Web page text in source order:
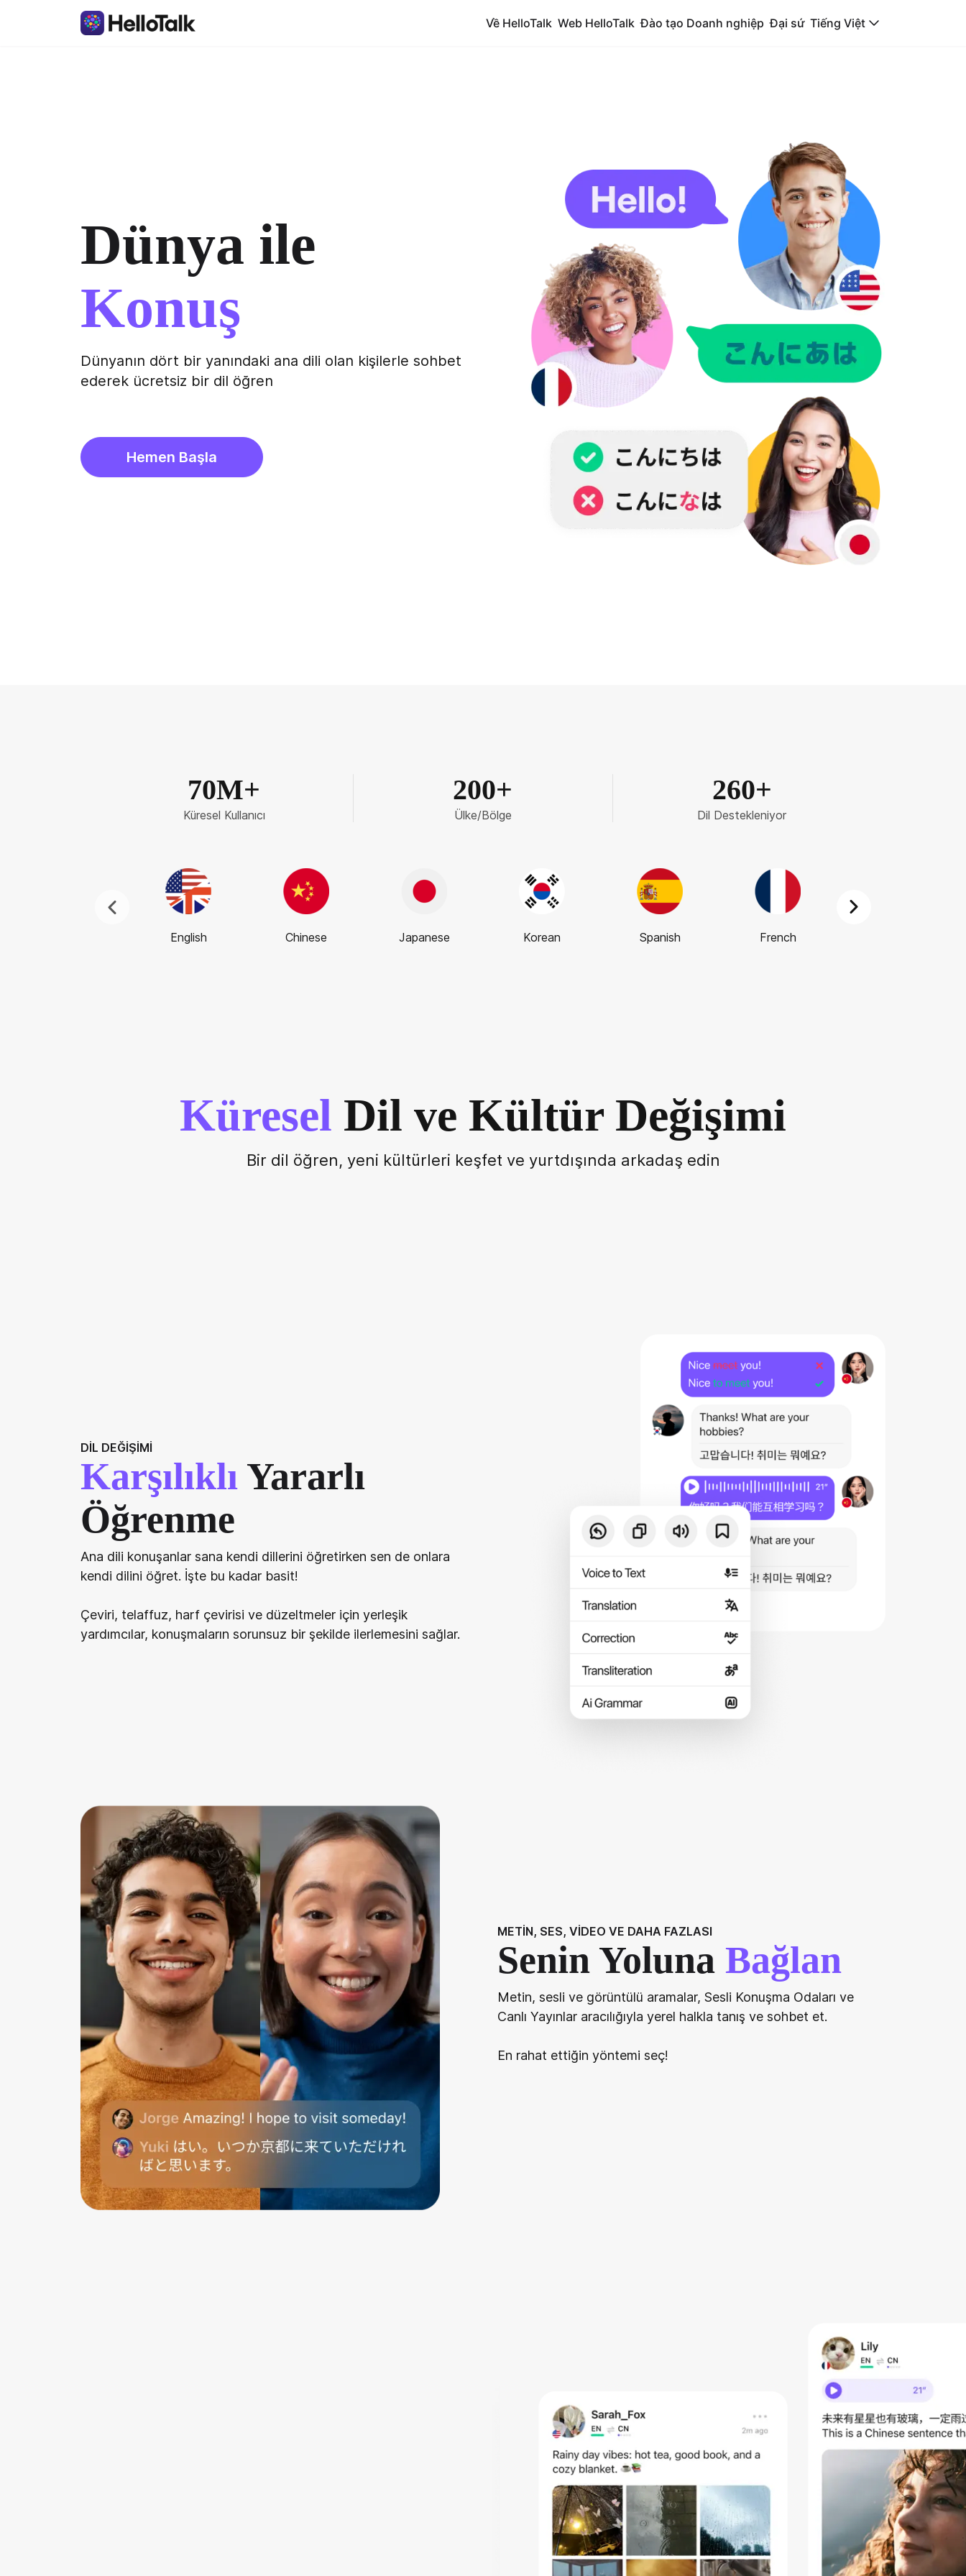
Về HelloTalk Web HelloTalk Đào tạo Doanh nghiệp Đại sứ Tiếng Việt
Dünya ile
Konuş
Dünyanın dört bir yanındaki ana dili olan kişilerle sohbet
ederek ücretsiz bir dil öğren
Hemen Başla
70M+
Küresel Kullanıcı
200+
Ülke/Bölge
260+
Dil Destekleniyor
English Chinese Japanese Korean Spanish French
Küresel Dil ve Kültür Değişimi
Bir dil öğren, yeni kültürleri keşfet ve yurtdışında arkadaş edin
DİL DEĞİŞİMİ
Karşılıklı Yararlı
Öğrenme
Ana dili konuşanlar sana kendi dillerini öğretirken sen de onlara
kendi dilini öğret. İşte bu kadar basit!
Çeviri, telaffuz, harf çevirisi ve düzeltmeler için yerleşik
yardımcılar, konuşmaların sorunsuz bir şekilde ilerlemesini sağlar.
METİN, SES, VİDEO VE DAHA FAZLASI
Senin Yoluna Bağlan
Metin, sesli ve görüntülü aramalar, Sesli Konuşma Odaları ve
Canlı Yayınlar aracılığıyla yerel halkla tanış ve sohbet et.
En rahat ettiğin yöntemi seç!